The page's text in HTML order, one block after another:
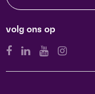
volg ons op